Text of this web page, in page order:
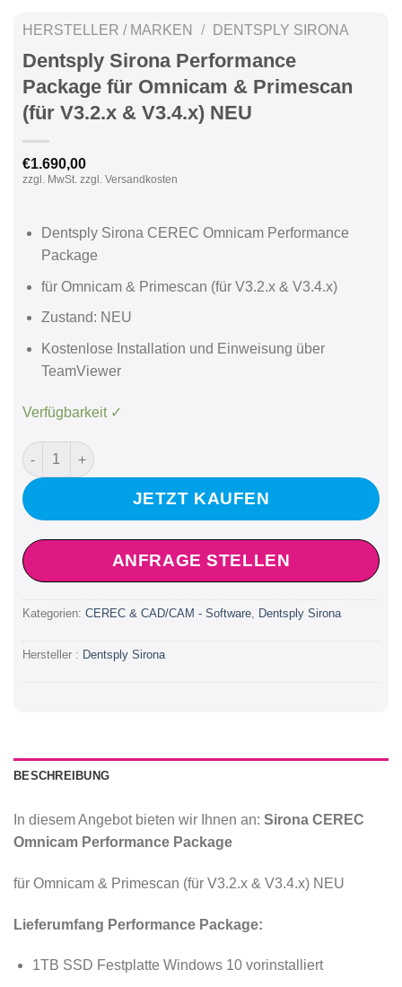
HERSTELLER / MARKEN / DENTSPLY SIRONA
Dentsply Sirona Performance
Package für Omnicam & Primescan
(für V3.2.x & V3.4.x) NEU
€1.690,00
zzgl. MwSt. zzgl. Versandkosten
Dentsply Sirona CEREC Omnicam Performance
Package
für Omnicam & Primescan (für V3.2.x & V3.4.x)
Zustand: NEU
Kostenlose Installation und Einweisung über
TeamViewer
Verfügbarkeit ✓
Dentsply Sirona Performance Package für Omnicam &
JETZT KAUFEN
ANFRAGE STELLEN
Kategorien: CEREC & CAD/CAM - Software, Dentsply Sirona
Hersteller : Dentsply Sirona
BESCHREIBUNG
In diesem Angebot bieten wir Ihnen an: Sirona CEREC
Omnicam Performance Package
für Omnicam & Primescan (für V3.2.x & V3.4.x) NEU
Lieferumfang Performance Package:
1TB SSD Festplatte Windows 10 vorinstalliert